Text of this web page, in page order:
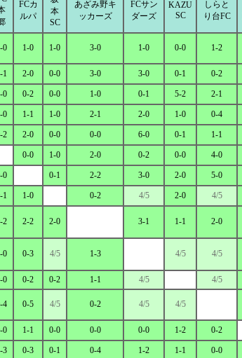
FCカ
ルパ
本
SC
あざみ野キ
ッカーズ
FCサン
ダーズ
KAZU
SC
しらと
り台FC
0 1-0 1-0 3-0 1-0 0-0 1-2
1 2-0 0-0 3-0 3-0 0-1 0-2
0 0-2 0-0 1-0 0-1 5-2 2-1
0 1-1 1-0 2-1 2-0 1-0 0-4
2 2-0 0-0 0-0 6-0 0-1 1-1
0-0 1-0 2-0 0-2 0-0 4-0
0 0-1 2-2 3-0 2-0 5-0
1 1-0 0-2 4/5 2-0 4/5
2 2-2 2-0 3-1 1-1 2-0
0 0-3 4/5 1-3 4/5 4/5
0 0-2 0-2 1-1 4/5 4/5
4 0-5 4/5 0-2 4/5 4/5
0 1-1 0-0 0-0 0-0 1-2 0-2
3 0-3 0-1 0-4 1-2 1-1 0-0